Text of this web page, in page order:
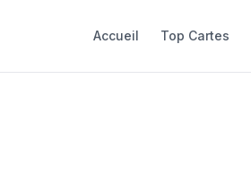
Accueil Top Cartes
Accueil Top Cartes